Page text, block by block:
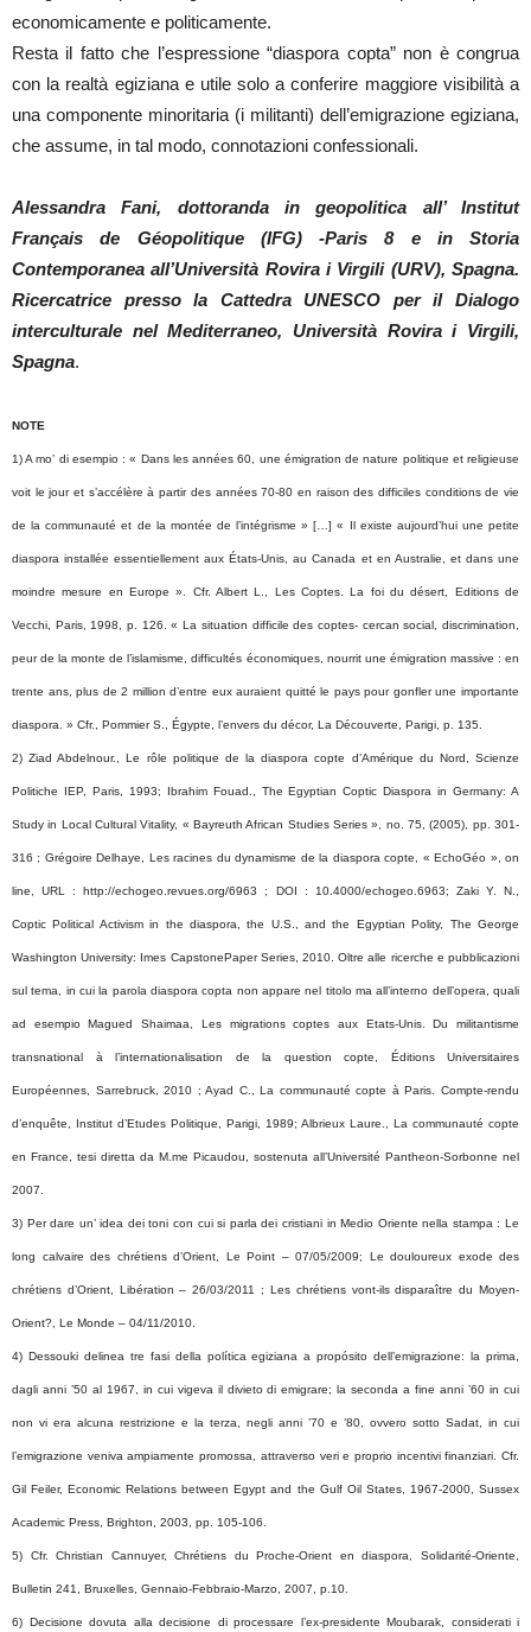
economicamente e politicamente.
Resta il fatto che l’espressione “diaspora copta” non è congrua
con la realtà egiziana e utile solo a conferire maggiore visibilità a
una componente minoritaria (i militanti) dell’emigrazione egiziana,
che assume, in tal modo, connotazioni confessionali.
Alessandra Fani, dottoranda in geopolitica all’ Institut
Français de Géopolitique (IFG) -Paris 8 e in Storia
Contemporanea all’Università Rovira i Virgili (URV), Spagna.
Ricercatrice presso la Cattedra UNESCO per il Dialogo
interculturale nel Mediterraneo, Università Rovira i Virgili,
Spagna.
NOTE
1) A mo’ di esempio : « Dans les années 60, une émigration de nature politique et religieuse
voit le jour et s’accélère à partir des années 70-80 en raison des difficiles conditions de vie
de la communauté et de la montée de l’intégrisme » […] « Il existe aujourd’hui une petite
diaspora installée essentiellement aux États-Unis, au Canada et en Australie, et dans une
moindre mesure en Europe ». Cfr. Albert L., Les Coptes. La foi du désert, Editions de
Vecchi, Paris, 1998, p. 126. « La situation difficile des coptes- cercan social, discrimination,
peur de la monte de l’islamisme, difficultés économiques, nourrit une émigration massive : en
trente ans, plus de 2 million d’entre eux auraient quitté le pays pour gonfler une importante
diaspora. » Cfr., Pommier S., Égypte, l’envers du décor, La Découverte, Parigi, p. 135.
2) Ziad Abdelnour., Le rôle politique de la diaspora copte d’Amérique du Nord, Scienze
Politiche IEP, Paris, 1993; Ibrahim Fouad., The Egyptian Coptic Diaspora in Germany: A
Study in Local Cultural Vitality, « Bayreuth African Studies Series », no. 75, (2005), pp. 301-
316 ; Grégoire Delhaye, Les racines du dynamisme de la diaspora copte, « EchoGéo », on
line, URL : http://echogeo.revues.org/6963 ; DOI : 10.4000/echogeo.6963; Zaki Y. N.,
Coptic Political Activism in the diaspora, the U.S., and the Egyptian Polity, The George
Washington University: Imes CapstonePaper Series, 2010. Oltre alle ricerche e pubblicazioni
sul tema, in cui la parola diaspora copta non appare nel titolo ma all’interno dell’opera, quali
ad esempio Magued Shaimaa, Les migrations coptes aux Etats-Unis. Du militantisme
transnational à l’internationalisation de la question copte, Éditions Universitaires
Européennes, Sarrebruck, 2010 ; Ayad C., La communauté copte à Paris. Compte-rendu
d’enquête, Institut d’Etudes Politique, Parigi, 1989; Albrieux Laure., La communauté copte
en France, tesi diretta da M.me Picaudou, sostenuta all’Université Pantheon-Sorbonne nel
2007.
3) Per dare un’ idea dei toni con cui si parla dei cristiani in Medio Oriente nella stampa : Le
long calvaire des chrétiens d’Orient, Le Point – 07/05/2009; Le douloureux exode des
chrétiens d’Orient, Libération – 26/03/2011 ; Les chrétiens vont-ils disparaître du Moyen-
Orient?, Le Monde – 04/11/2010.
4) Dessouki delinea tre fasi della política egiziana a propósito dell’emigrazione: la prima,
dagli anni ’50 al 1967, in cui vigeva il divieto di emigrare; la seconda a fine anni ’60 in cui
non vi era alcuna restrizione e la terza, negli anni ’70 e ’80, ovvero sotto Sadat, in cui
l’emigrazione veniva ampiamente promossa, attraverso veri e proprio incentivi finanziari. Cfr.
Gil Feiler, Economic Relations between Egypt and the Gulf Oil States, 1967-2000, Sussex
Academic Press, Brighton, 2003, pp. 105-106.
5) Cfr. Christian Cannuyer, Chrétiens du Proche-Orient en diaspora, Solidarité-Oriente,
Bulletin 241, Bruxelles, Gennaio-Febbraio-Marzo, 2007, p.10.
6) Decisione dovuta alla decisione di processare l’ex-presidente Moubarak, considerati i